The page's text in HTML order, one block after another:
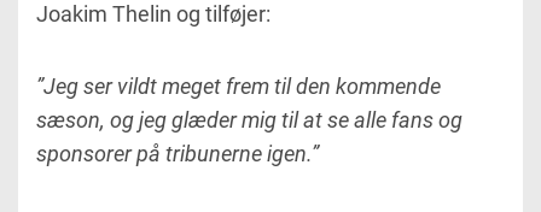
Joakim Thelin og tilføjer:
”Jeg ser vildt meget frem til den kommende
sæson, og jeg glæder mig til at se alle fans og
sponsorer på tribunerne igen.”